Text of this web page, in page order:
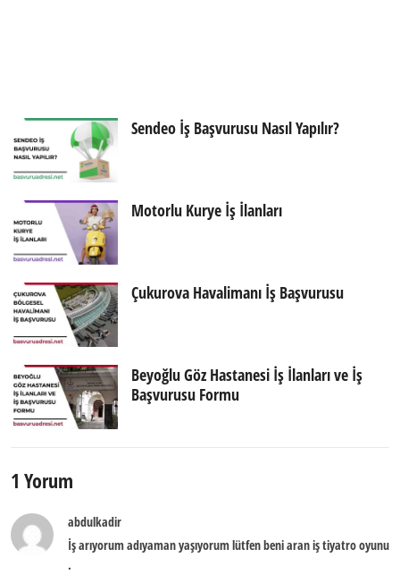
Sendeo İş Başvurusu Nasıl Yapılır?
Motorlu Kurye İş İlanları
Çukurova Havalimanı İş Başvurusu
Beyoğlu Göz Hastanesi İş İlanları ve İş
Başvurusu Formu
1 Yorum
abdulkadir
İş arıyorum adıyaman yaşıyorum lütfen beni aran iş tiyatro oyunu
.